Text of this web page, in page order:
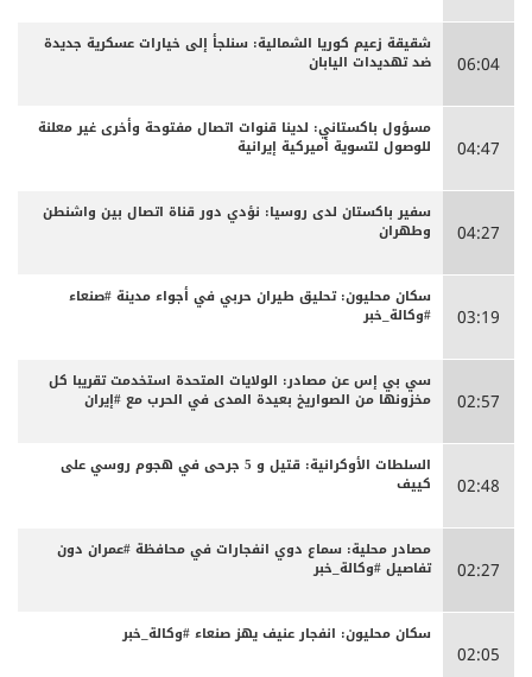
06:04
شقيقة زعيم كوريا الشمالية: سنلجأ إلى خيارات عسكرية جديدة
ضد تهديدات اليابان
04:47
مسؤول باكستاني: لدينا قنوات اتصال مفتوحة وأخرى غير معلنة
للوصول لتسوية أميركية إيرانية
04:27
سفير باكستان لدى روسيا: نؤدي دور قناة اتصال بين واشنطن
وطهران
03:19
سكان محليون: تحليق طيران حربي في أجواء مدينة #صنعاء
#وكالة_خبر
02:57
سي بي إس عن مصادر: الولايات المتحدة استخدمت تقريبا كل
مخزونها من الصواريخ بعيدة المدى في الحرب مع #إيران
02:48
السلطات الأوكرانية: قتيل و 5 جرحى في هجوم روسي على
كييف
02:27
مصادر محلية: سماع دوي انفجارات في محافظة #عمران دون
تفاصيل #وكالة_خبر
02:05
سكان محليون: انفجار عنيف يهز صنعاء #وكالة_خبر